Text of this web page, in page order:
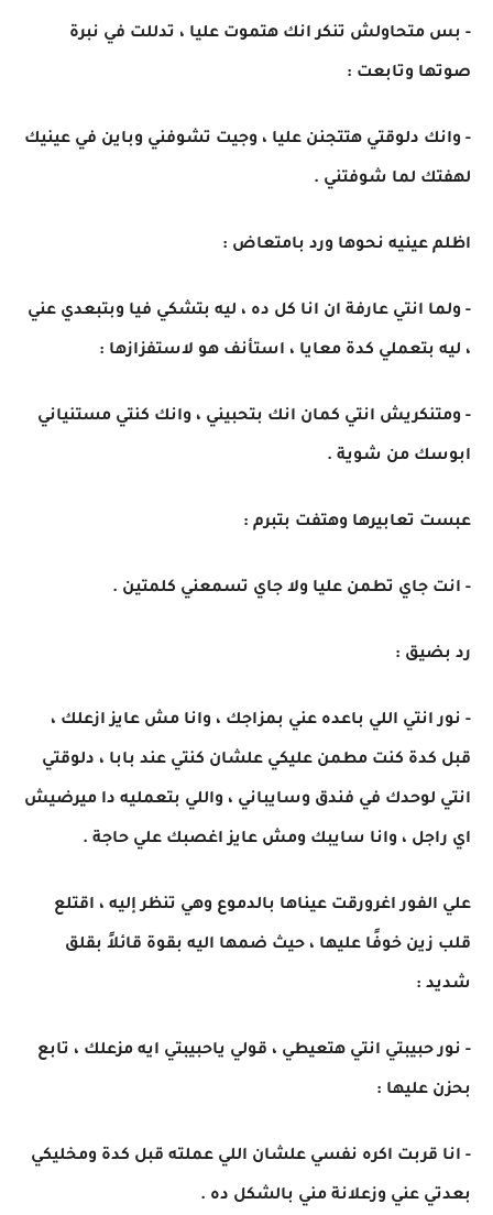
- بس متحاولش تنكر انك هتموت عليا ، تدللت في نبرة
صوتها وتابعت :
- وانك دلوقتي هتتجنن عليا ، وجيت تشوفني وباين في عينيك
لهفتك لما شوفتني .
اظلم عينيه نحوها ورد بامتعاض :
- ولما انتي عارفة ان انا كل ده ، ليه بتشكي فيا وبتبعدي عني
، ليه بتعملي كدة معايا ، استأنف هو لاستفزازها :
- ومتنكريش انتي كمان انك بتحبيني ، وانك كنتي مستنياني
ابوسك من شوية .
عبست تعابيرها وهتفت بتبرم :
- انت جاي تطمن عليا ولا جاي تسمعني كلمتين .
رد بضيق :
- نور انتي اللي باعده عني بمزاجك ، وانا مش عايز ازعلك ،
قبل كدة كنت مطمن عليكي علشان كنتي عند بابا ، دلوقتي
انتي لوحدك في فندق وسايباني ، واللي بتعمليه دا ميرضيش
اي راجل ، وانا سايبك ومش عايز اغصبك علي حاجة .
علي الفور اغرورقت عيناها بالدموع وهي تنظر إليه ، اقتلع
قلب زين خوفًا عليها ، حيث ضمها اليه بقوة قائلاً بقلق
شديد :
- نور حبيبتي انتي هتعيطي ، قولي ياحبيبتي ايه مزعلك ، تابع
بحزن عليها :
- انا قربت اكره نفسي علشان اللي عملته قبل كدة ومخليكي
بعدتي عني وزعلانة مني بالشكل ده .